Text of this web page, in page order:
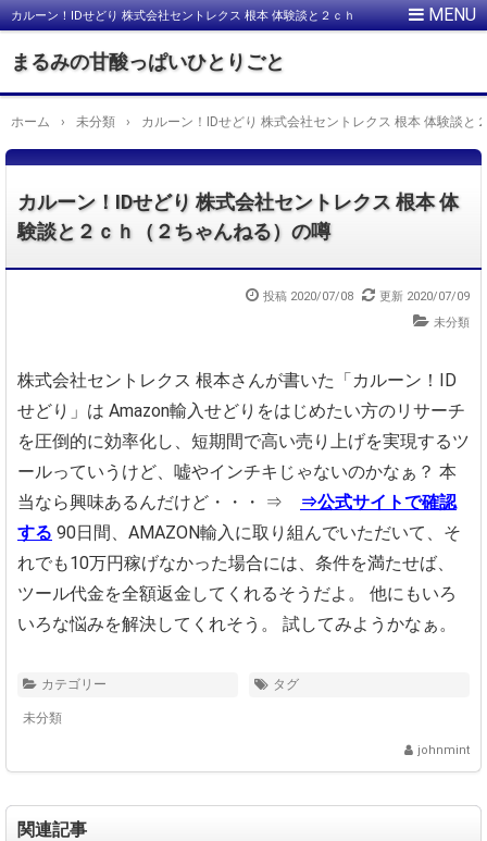
カルーン！IDせどり 株式会社セントレクス 根本 体験談と２ｃｈ
まるみの甘酸っぱいひとりごと
ホーム › 未分類 › カルーン！IDせどり 株式会社セントレクス 根本 体験談と
カルーン！IDせどり 株式会社セントレクス 根本 体
験談と２ｃｈ（２ちゃんねる）の噂
投稿 2020/07/08 更新 2020/07/09
未分類
株式会社セントレクス 根本さんが書いた「カルーン！ID
せどり」は Amazon輸入せどりをはじめたい方のリサーチ
を圧倒的に効率化し、 短期間で高い売り上げを実現するツ
ールっていうけど、嘘やインチキじゃないのかなぁ？ 本
当なら興味あるんだけど・・・
⇒
⇒公式サイトで確認
する 90日間、AMAZON輸入に取り組んでいただいて、 そ
れでも10万円稼げなかった場合には、 条件を満たせば、
ツール代金を全額返金してくれるそうだよ。
他にもいろ
いろな悩みを解決してくれそう。
試してみようかなぁ。
カテゴリー
未分類
タグ
johnmint
関連記事